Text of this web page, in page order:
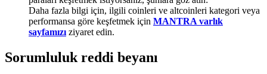
Share 500000 CASHCAT prize pool
Exclusive for BitMart Users
Daha fazla bilgi için, ilgili coinleri ve altcoinleri kategori veya
performansa göre keşfetmek için MANTRA varlık
sayfamızı ziyaret edin.
Sorumluluk reddi beyanı